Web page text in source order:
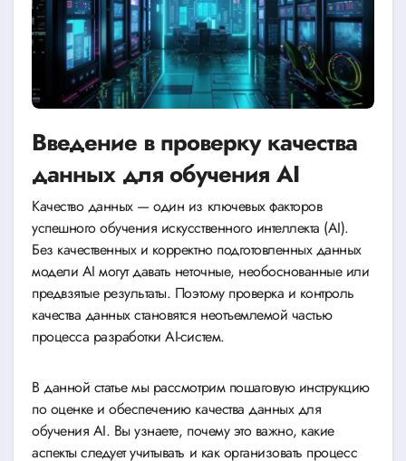
Введение в проверку качества
данных для обучения AI
Качество данных — один из ключевых факторов
успешного обучения искусственного интеллекта (AI).
Без качественных и корректно подготовленных данных
модели AI могут давать неточные, необоснованные или
предвзятые результаты. Поэтому проверка и контроль
качества данных становятся неотъемлемой частью
процесса разработки AI-систем.
В данной статье мы рассмотрим пошаговую инструкцию
по оценке и обеспечению качества данных для
обучения AI. Вы узнаете, почему это важно, какие
аспекты следует учитывать и как организовать процесс